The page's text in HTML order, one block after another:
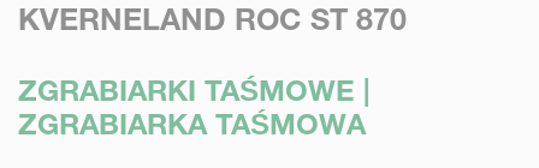
KVERNELAND ROC ST 870
ZGRABIARKI TAŚMOWE |
ZGRABIARKA TAŚMOWA